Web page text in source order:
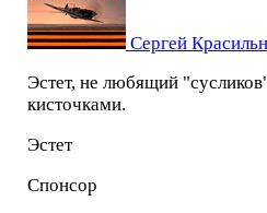
Сергей
Эстет, не любящий
кисточками.
Эстет
Спонсор